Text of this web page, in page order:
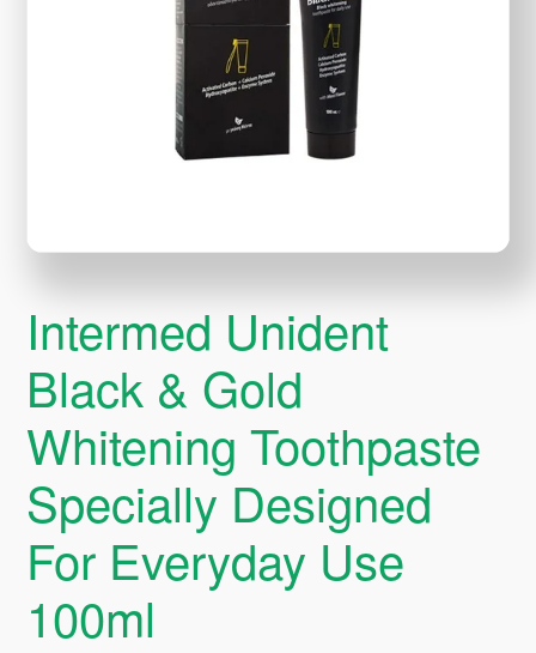
Intermed Unident
Black & Gold
Whitening Toothpaste
Specially Designed
For Everyday Use
100ml